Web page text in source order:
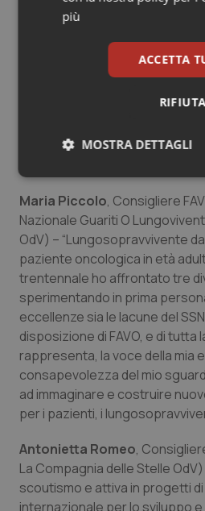
medicina: una medicina che
ascolto e competenza,
Presidente di ACTO Piemonte
delle Donne, promuovo
spazi dove sentirsi accolti
istituzioni, medici e pazienti
Maria Piccolo, Consigliere
Nazionale Guariti O
OdV) – “Lungosopravvivente
paziente oncologica in età
trentennale ho affrontato tre
sperimentando in prima
eccellenze sia le lacune del
disposizione di FAVO, e di tutta
rappresenta, la voce della mia
consapevolezza del mio
ad immaginare e costruire
per i pazienti, i
Antonietta Romeo,
La Compagnia delle Stelle
scoutismo e attiva in progetti
internazionale per lo sviluppo
più
ACCETTA
RIFIUTA
MOSTRA DETTAGLI
Necessari Statistici
Necessari
I cookie necessari
sito web abilitandone
protette del sito. Il sito web non
funzionare correttamente
Nome
VISITOR_PRIVACY_METADATA